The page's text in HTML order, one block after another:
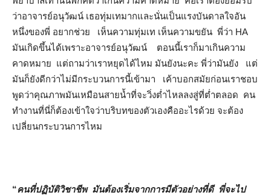
ว่าอาจารย์อนุวัฒน์ เธอทุ่มเทมากและนั่นเป็นแรงบันดาลใจอัน
หนึ่งของพี่ อยากช่วย เห็นความทุ่มเท เห็นความขยัน พี่ว่า HA
มันเกิดขึ้นได้เพราะอาจารย์อนุวัฒน์ ตอนนี้เราก็มาเกินความ
คาดหมาย แต่ถามว่าเราหยุดได้ไหม มันยังนะคะ พี่ว่ามันยัง แต่
มันก็ยังดีกว่าไม่มีกระบวนการนี้เข้ามา เค้าบอกสมัยก่อนเราชอบ
พูดว่าคุณภาพมันเหมือนสายน้ำที่จะวิ่งต่ำไหลลงสู่ที่ต่ำตลอด คน
ทำงานที่นี่ก็ต้องเข้าใจว่าบริบทของตัวเองคืออะไรด้วย จะต้อง
เปลี่ยนกระบวนการไหม
“คนที่ปฏิบัติวิชาชีพ มันต้องเริ่มจากการมีตัวอย่างที่ดี พี่จะไป